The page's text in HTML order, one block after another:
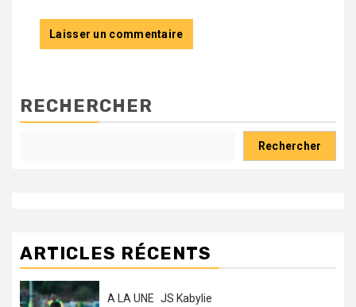
RECHERCHER
Rechercher
ARTICLES RÉCENTS
A LA UNE JS Kabylie